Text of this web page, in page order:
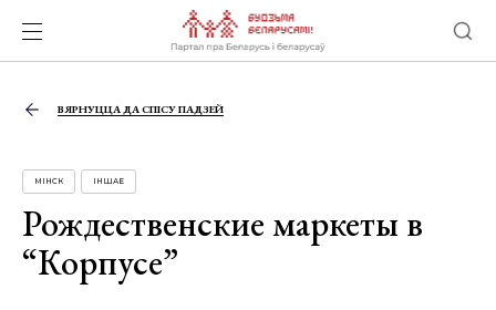
ВЯРНУЦЦА ДА СПІСУ ПАДЗЕЙ
МІНСК ІНШАЕ
Рождественские маркеты в
“Корпусе”